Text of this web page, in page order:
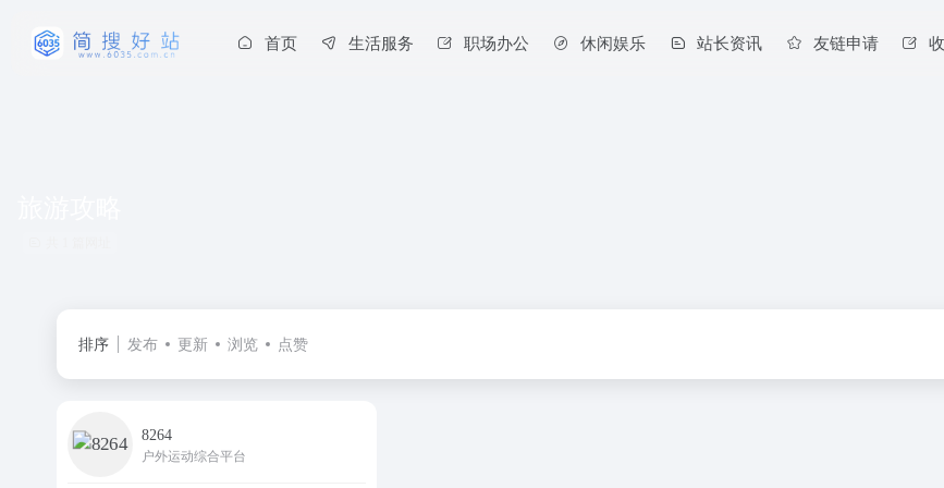
首页 生活服务 职场办公 休闲娱乐 站长资讯 友链申请
排序 发布 更新 浏览 点赞
8264
户外运动综合平台